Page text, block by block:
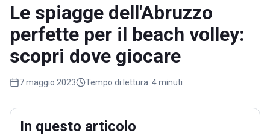
Le spiagge dell'Abruzzo
perfette per il beach volley:
scopri dove giocare
7 maggio 2023 Tempo di lettura: 4 minuti
In questo articolo